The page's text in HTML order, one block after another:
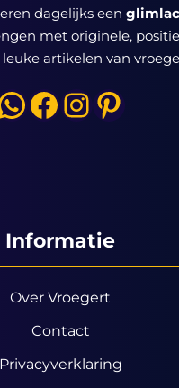
dagelijks een
met originele,
leuke artikelen van
Facebook
Informatie
Over Vroegert
Contact
Privacyverklaring